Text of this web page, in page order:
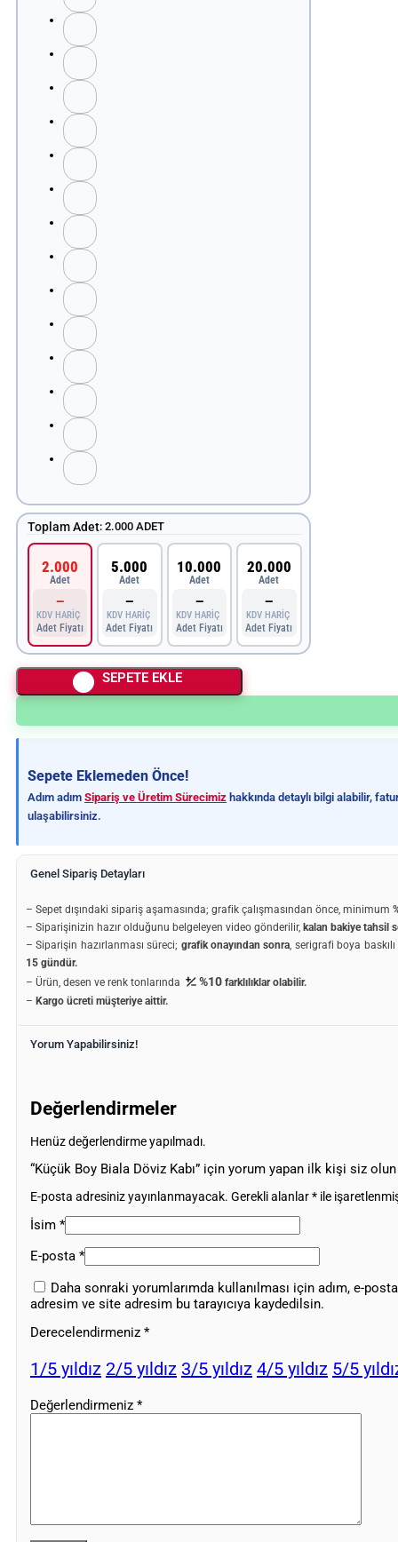
Toplam Adet:2.000 ADET
2.000
Adet
—
KDV HARİÇ
Adet Fiyatı
5.000
Adet
—
KDV HARİÇ
Adet Fiyatı
10.000
Adet
—
KDV HARİÇ
Adet Fiyatı
20.000
Adet
—
KDV HARİÇ
Adet Fiyatı
SEPETE EKLE
Sepete Eklemeden Önce!
Adım adım Sipariş ve Üretim Sürecimiz hakkında detaylı bilgi alabilir,
ulaşabilirsiniz.
Genel Sipariş Detayları
– Sepet dışındaki sipariş aşamasında; grafik çalışmasından önce, minimum
– Siparişinizin hazır olduğunu belgeleyen video gönderilir, kalan bakiye tahsil
– Siparişin hazırlanması süreci; grafik onayından sonra, serigrafi boya
15 gündür.
– Ürün, desen ve renk tonlarında
%10 farklılıklar olabilir.
– Kargo ücreti müşteriye aittir.
Yorum Yapabilirsiniz!
Değerlendirmeler
Henüz değerlendirme yapılmadı.
“Küçük Boy Biala Döviz Kabı” için yorum yapan ilk kişi siz olun
E-posta adresiniz yayınlanmayacak. Gerekli alanlar* ile
İsim *
E-posta *
Daha sonraki yorumlarımda kullanılması için adım, e-posta
adresim ve site adresim bu tarayıcıya kaydedilsin.
Derecelendirmeniz *
1/5 yıldız 2/5 yıldız 3/5 yıldız 4/5 yıldız 5/5
Değerlendirmeniz *